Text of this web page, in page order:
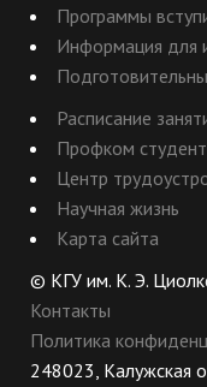
Программы
Информация для
Расписание
Профком
Центр
Научная жизнь
Карта сайта
© КГУ им. К. Э.
Контакты
Политика
248023, Калужская